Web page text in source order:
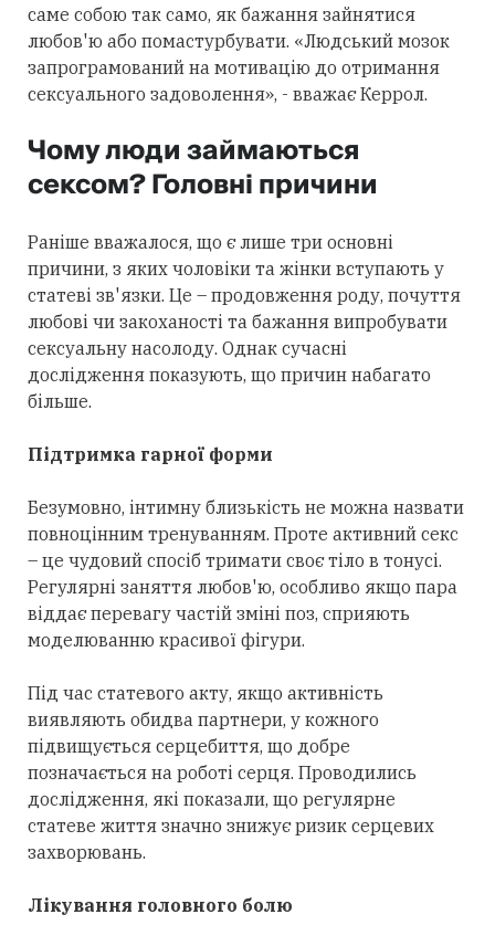
саме собою так само, як бажання зайнятися
любов'ю або помастурбувати. «Людський мозок
запрограмований на мотивацію до отримання
сексуального задоволення», - вважає Керрол.
Чому люди займаються
сексом? Головні причини
Раніше вважалося, що є лише три основні
причини, з яких чоловіки та жінки вступають у
статеві зв'язки. Це – продовження роду, почуття
любові чи закоханості та бажання випробувати
сексуальну насолоду. Однак сучасні
дослідження показують, що причин набагато
більше.
Підтримка гарної форми
Безумовно, інтимну близькість не можна назвати
повноцінним тренуванням. Проте активний секс
– це чудовий спосіб тримати своє тіло в тонусі.
Регулярні заняття любов'ю, особливо якщо пара
віддає перевагу частій зміні поз, сприяють
моделюванню красивої фігури.
Під час статевого акту, якщо активність
виявляють обидва партнери, у кожного
підвищується серцебиття, що добре
позначається на роботі серця. Проводились
дослідження, які показали, що регулярне
статеве життя значно знижує ризик серцевих
захворювань.
Лікування головного болю